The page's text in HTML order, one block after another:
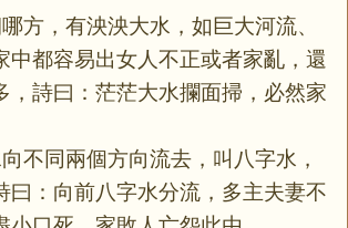
方，有泱泱大水，如巨大河流、
中都容易出女人不正或者家亂，還
，詩曰：茫茫大水攔面掃，必然家
不同兩個方向流去，叫八字水，
曰：向前八字水分流，多主夫妻不